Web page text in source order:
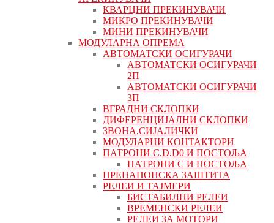
КВАРЦНИ ПРЕКИНУВАЧИ
МИКРО ПРЕКИНУВАЧИ
МИНИ ПРЕКИНУВАЧИ
МОДУЛАРНА ОПРЕМА
АВТОМАТСКИ ОСИГУРАЧИ
АВТОМАТСКИ ОСИГУРАЧИ
2П
АВТОМАТСКИ ОСИГУРАЧИ
3П
ВГРАДНИ СКЛОПКИ
ДИФЕРЕНЦИЈАЛНИ СКЛОПКИ
ЗВОНА,СИЈАЛИЧКИ
МОДУЛАРНИ КОНТАКТОРИ
ПАТРОНИ C,D,D0 И ПОСТОЉА
ПАТРОНИ C И ПОСТОЉА
ПРЕНАПОНСКА ЗАШТИТА
РЕЛЕИ И ТАЈМЕРИ
БИСТАБИЛНИ РЕЛЕИ
ВРЕМЕНСКИ РЕЛЕИ
РЕЛЕИ ЗА МОТОРИ